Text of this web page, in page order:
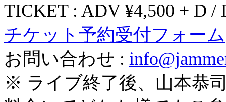
TICKET : ADV ¥4,500 + D /
チケット予約受付フォーム
お問い合わせ :
※ ライブ終了後、山本恭